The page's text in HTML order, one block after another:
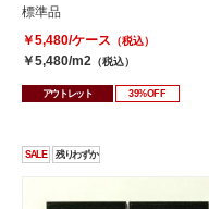
標準品
￥5,480/ケース （税込）
￥5,480/m2 （税込）
アウトレット 39%OFF
SALE 残りわずか